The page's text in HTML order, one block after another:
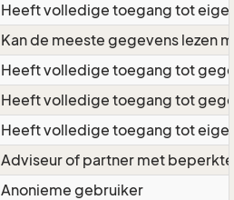
Heeft volledige toegang tot
Kan de meeste gegevens lezen
Heeft volledige toegang tot
Heeft volledige toegang tot
Heeft volledige toegang tot
Adviseur of partner met
Anonieme gebruiker